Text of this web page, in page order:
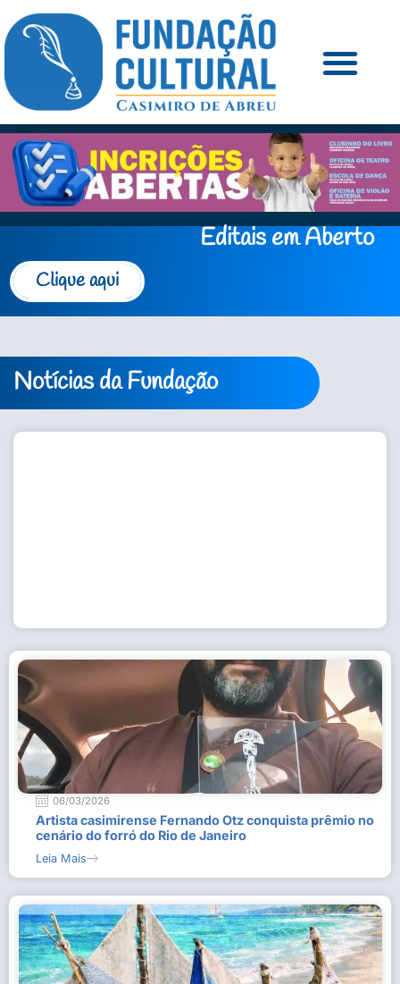
Editais em Aberto
Clique aqui
Notícias da Fundação
06/03/2026
Artista casimirense Fernando Otz conquista prêmio no
cenário do forró do Rio de Janeiro
Leia Mais